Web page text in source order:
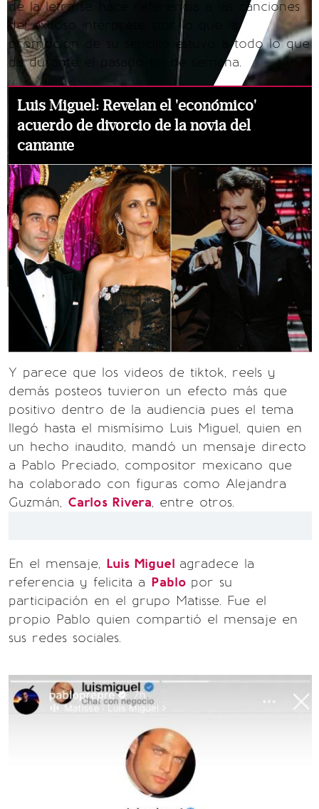
de la letra se hace referencia a las canciones
del exitoso intérprete, por lo que la
promoción de su sencillo estuvo a todo lo que
da durante el pasado fin de semana.
Luis Miguel: Revelan el 'económico'
acuerdo de divorcio de la novia del
cantante
Y parece que los videos de tiktok, reels y
demás posteos tuvieron un efecto más que
positivo dentro de la audiencia pues el tema
llegó hasta el mismísimo Luis Miguel, quien en
un hecho inaudito, mandó un mensaje directo
a Pablo Preciado, compositor mexicano que
ha colaborado con figuras como Alejandra
Guzmán, Carlos Rivera, entre otros.
En el mensaje, Luis Miguel agradece la
referencia y felicita a Pablo por su
participación en el grupo Matisse. Fue el
propio Pablo quien compartió el mensaje en
sus redes sociales.